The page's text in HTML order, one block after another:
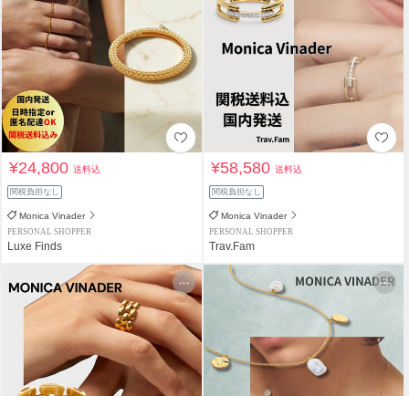
¥24,800送料込
関税負担なし
Monica Vinader
PERSONAL SHOPPER
Luxe Finds
¥58,580送料込
関税負担なし
Monica Vinader
PERSONAL SHOPPER
Trav.Fam